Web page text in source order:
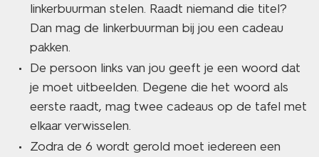
linkerbuurman stelen. Raadt niemand die titel?
Dan mag de linkerbuurman bij jou een cadeau
pakken.
De persoon links van jou geeft je een woord dat
je moet uitbeelden. Degene die het woord als
eerste raadt, mag twee cadeaus op de tafel met
elkaar verwisselen.
Zodra de 6 wordt gerold moet iedereen een